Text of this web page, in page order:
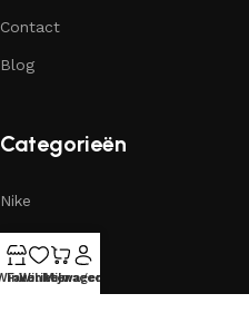
Contact
Blog
Categorieën
Nike
Yeezy
Favorieten
Winkelwagen
Mijn account